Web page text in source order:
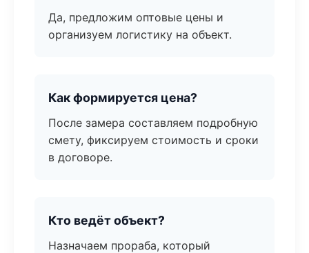
Да, предложим оптовые цены и
организуем логистику на объект.
Как формируется цена?
После замера составляем подробную
смету, фиксируем стоимость и сроки
в договоре.
Кто ведёт объект?
Назначаем прораба, который